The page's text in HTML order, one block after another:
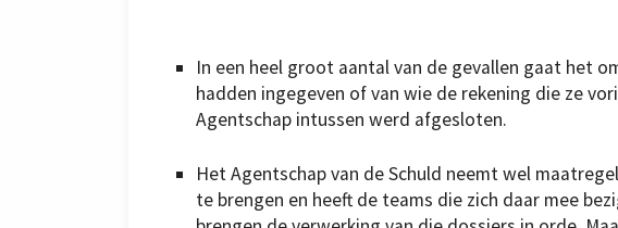
In een heel groot aantal van de gevallen gaat het
hadden ingegeven of van wie de rekening die ze
Agentschap intussen werd afgesloten.
Het Agentschap van de Schuld neemt wel
te brengen en heeft de teams die zich daar mee